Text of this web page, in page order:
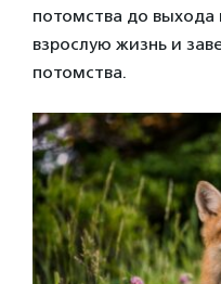
потомства до выхода
взрослую жизнь и
потомства.